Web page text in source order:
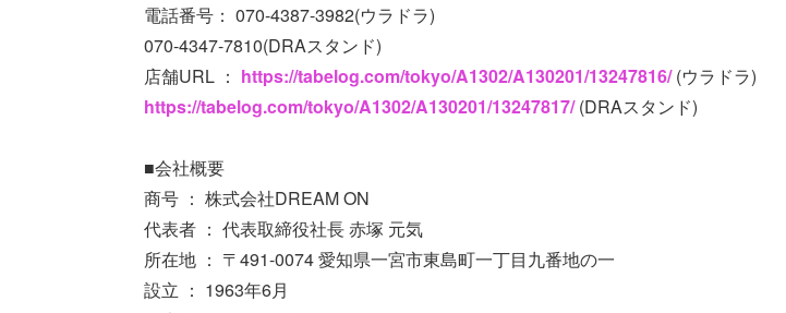
電話番号： 070-4387-3982(ウラドラ)
070-4347-7810(DRAスタンド)
店舗URL ： https://tabelog.com/tokyo/A1302/A130201/13247816/(ウラドラ)
https://tabelog.com/tokyo/A1302/A130201/13247817/(DRAスタンド)
■会社概要
商号 ： 株式会社DREAM ON
代表者 ： 代表取締役社長 赤塚 元気
所在地 ： 〒491-0074 愛知県一宮市東島町一丁目九番地の一
設立 ： 1963年6月